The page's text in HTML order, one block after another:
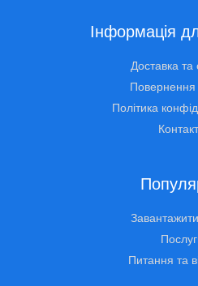
Інформація
Доставка та
Повернення
Політика
Питання та